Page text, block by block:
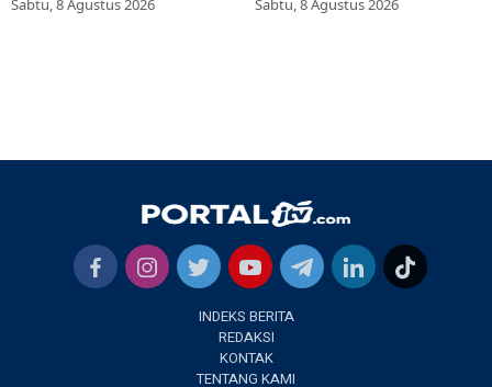
Sabtu, 8 Agustus 2026
Brilian 1000 HPK
Sabtu, 8 Agustus 2026
INDEKS BERITA
REDAKSI
KONTAK
TENTANG KAMI